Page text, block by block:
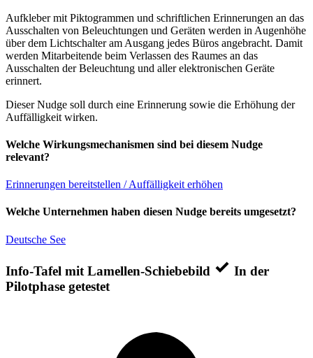
Aufkleber mit Piktogrammen und schriftlichen Erinnerungen an das
Ausschalten von Beleuchtungen und Geräten werden in Augenhöhe
über dem Lichtschalter am Ausgang jedes Büros angebracht. Damit
werden Mitarbeitende beim Verlassen des Raumes an das
Ausschalten der Beleuchtung und aller elektronischen Geräte
erinnert.
Dieser Nudge soll durch eine Erinnerung sowie die Erhöhung der
Auffälligkeit wirken.
Welche Wirkungsmechanismen sind bei diesem Nudge
relevant?
Erinnerungen bereitstellen / Auffälligkeit erhöhen
Welche Unternehmen haben diesen Nudge bereits umgesetzt?
Deutsche See
Info-Tafel mit Lamellen-Schiebebild
In der
Pilotphase getestet